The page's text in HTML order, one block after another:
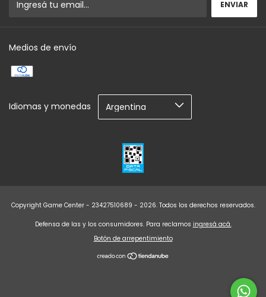
Medios de envío
Idiomas y monedas
Copyright Game Center - 23427510689 - 2026. Todos los derechos reservados.
Defensa de las y los consumidores. Para reclamos ingresá acá.
Botón de arrepentimiento